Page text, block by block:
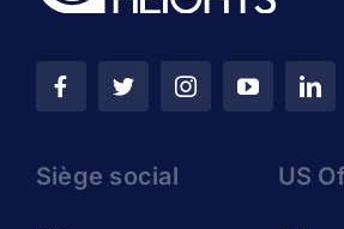
Siège social US